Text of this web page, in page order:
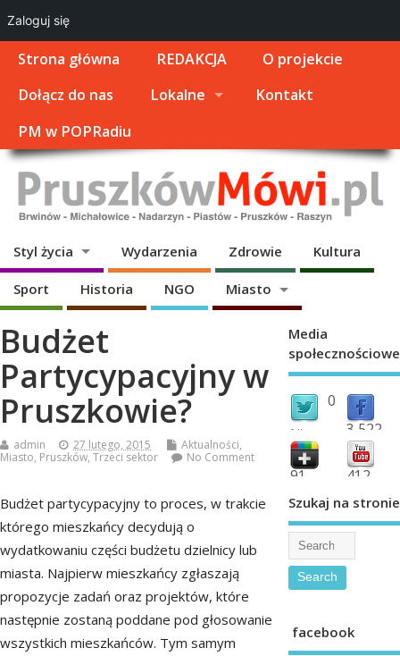
Strona główna REDAKCJA
O projekcie
Dołącz do nas
Lokalne
Kontakt
PM w POPRadiu
Styl życia Wydarzenia Zdrowie Kultura
Sport Historia NGO Miasto
Budżet
Partycypacyjny w
Pruszkowie?
admin 27 lutego, 2015 Aktualności,
Miasto, Pruszków, Trzeci sektor No Comment
Budżet partycypacyjny to proces, w trakcie
którego mieszkańcy decydują o
wydatkowaniu części budżetu dzielnicy lub
miasta. Najpierw mieszkańcy zgłaszają
propozycje zadań oraz projektów, które
następnie zostaną poddane pod głosowanie
wszystkich mieszkańców. Tym samym
Media
społecznościowe
0
followers 3,522
fans
91 412
Szukaj na stronie
facebook
Zaloguj się